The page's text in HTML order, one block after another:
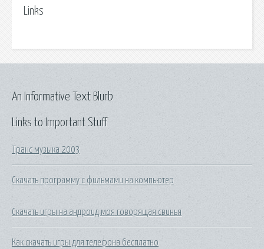
Links
Links to Important Stuff
Транс музыка 2003
Скачать программу с фильмами на компьютер
Скачать игры на андроид моя говорящая свинья
Как скачать игры для телефона бесплатно
An Informative Text Blurb